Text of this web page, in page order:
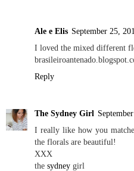
Ale e Elis September 25,
I loved the mixed different
Reply
The Sydney Girl
I really like how you
the florals are beautiful!
XXX
the sydney girl